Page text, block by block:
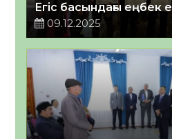
Егіс басындағы еңбек
09.12.2025